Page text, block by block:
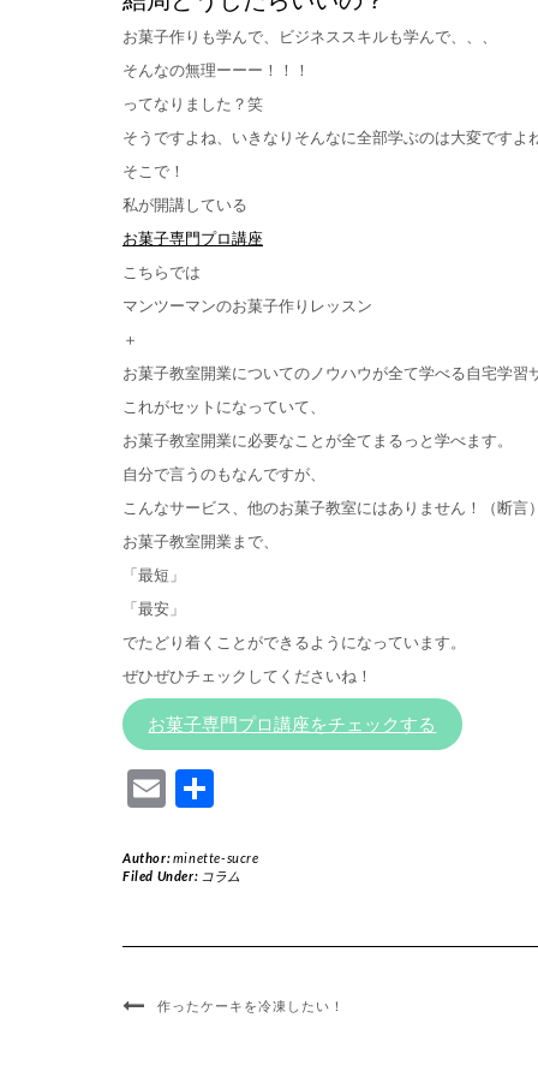
お菓子作りも学んで、ビジネススキルも学んで、、、
そんなの無理ーーー！！！
ってなりました？笑
そうですよね、いきなりそんなに全部学ぶのは大変ですよね
そこで！
私が開講している
お菓子専門プロ講座
こちらでは
マンツーマンのお菓子作りレッスン
＋
お菓子教室開業についてのノウハウが全て学べる自宅学習
これがセットになっていて、
お菓子教室開業に必要なことが全てまるっと学べます。
自分で言うのもなんですが、
こんなサービス、他のお菓子教室にはありません！（断言）
お菓子教室開業まで、
「最短」
「最安」
でたどり着くことができるようになっています。
ぜひぜひチェックしてくださいね！
お菓子専門プロ講座をチェックする
Email
Author:minette-sucre
Filed Under: コラム
作ったケーキを冷凍したい！